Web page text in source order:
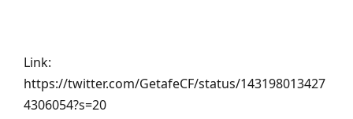
Link:
https://twitter.com/GetafeCF/status/143198013427
4306054?s=20